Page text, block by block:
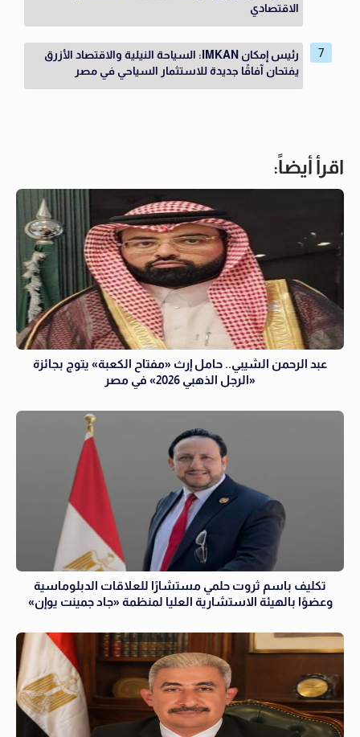
الاقتصادي
رئيس إمكان IMKAN: السياحة النيلية والاقتصاد الأزرق
يفتحان آفاقًا جديدة للاستثمار السياحي في مصر
اقرأ أيضاً:
عبد الرحمن الشيبي.. حامل إرث «مفتاح الكعبة» يتوج بجائزة
«الرجل الذهبي 2026» في مصر
تكليف باسم ثروت حلمي مستشارًا للعلاقات الدبلوماسية
وعضوًا بالهيئة الاستشارية العليا لمنظمة «جاد جمينت يوإن»